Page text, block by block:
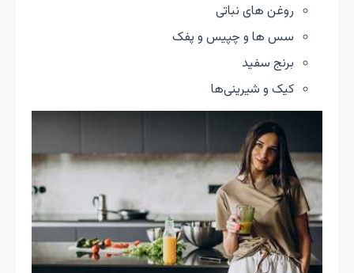
روغن های نباتی
سس ها و چپیس و پفک
برنج سفید
کیک و شیرینی‌ها